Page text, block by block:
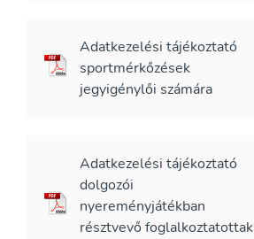
Adatkezelési tájékoztató
sportmérkőzések
jegyigénylői számára
Adatkezelési tájékoztató
dolgozói
nyereményjátékban
résztvevő foglalkoztatottak